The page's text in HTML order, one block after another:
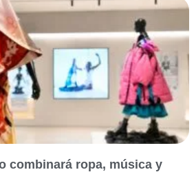
combinará ropa, música y